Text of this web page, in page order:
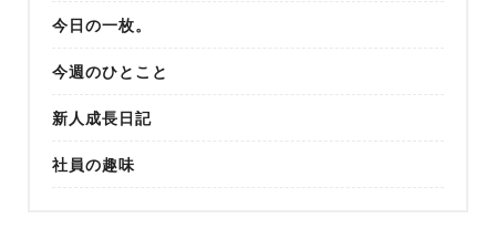
今日の一枚。
今週のひとこと
新人成長日記
社員の趣味